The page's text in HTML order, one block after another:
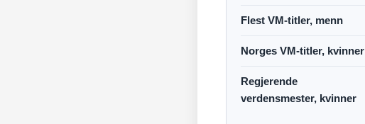
Flest VM-titler, menn
Norges VM-titler, kvinner
Regjerende
verdensmester, kvinner